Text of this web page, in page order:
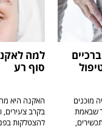
מוכנים
שבאמת
למה
סוף רע
האקנה היא
בקרב צעירים,
להצטלקות